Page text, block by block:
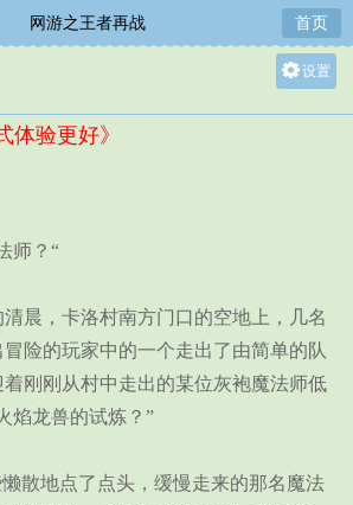
网游之王者再战 首页
设置
体验更好》
师？“
，卡洛村南方门口的空地上，几名
险的玩家中的一个走出了由简单的队
刚刚从村中走出的某位灰袍魔法师低
焰龙兽的试炼？”
地点了点头，缓慢走来的那名魔法